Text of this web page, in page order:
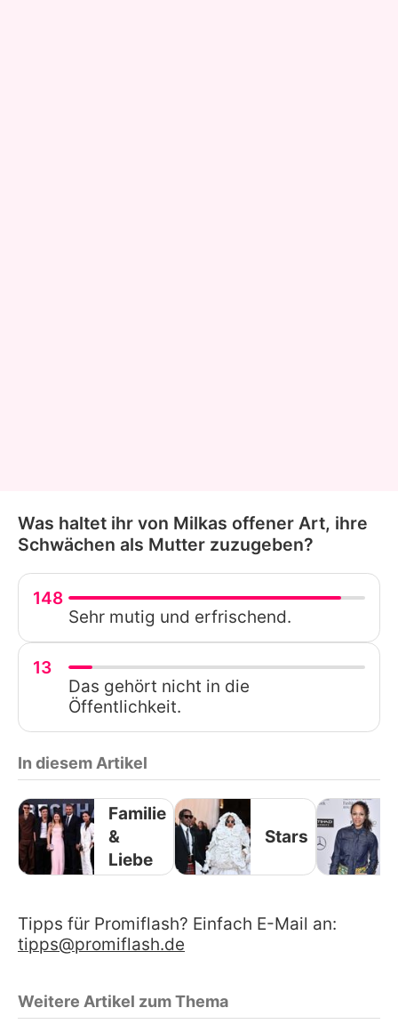
Was haltet ihr von Milkas offener Art, ihre
Schwächen als Mutter zuzugeben?
148
Sehr mutig und erfrischend.
13
Das gehört nicht in die
Öffentlichkeit.
In diesem Artikel
Familie
&
Liebe
Stars
Tipps für Promiflash? Einfach E-Mail an:
tipps@promiflash.de
Weitere Artikel zum Thema